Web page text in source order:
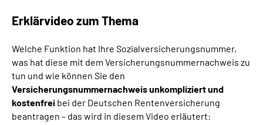
Erklärvideo zum Thema
Welche Funktion hat Ihre Sozialversicherungsnummer,
was hat diese mit dem Versicherungsnummernachweis zu
tun und wie können Sie den
Versicherungsnummernachweis unkompliziert und
kostenfrei bei der Deutschen Rentenversicherung
beantragen – das wird in diesem Video erläutert: